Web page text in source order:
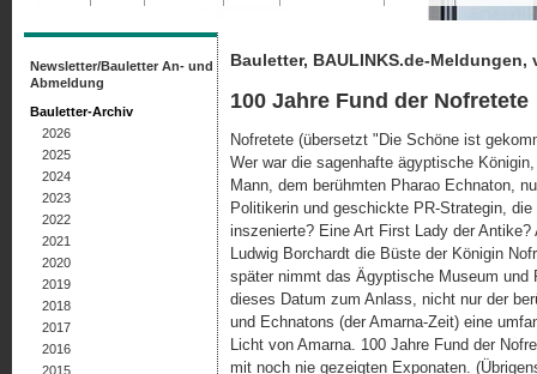
Bauletter, BAULINKS.de-Meldungen,
100 Jahre Fund der Nofretete
Nofretete (übersetzt "Die Schöne ist
Wer war die sagenhafte ägyptische
Mann, dem berühmten Pharao Echnaton,
Politikerin und geschickte PR-Strategin,
inszenierte? Eine Art First Lady der
Ludwig Borchardt die Büste der Königin
später nimmt das Ägyptische Museum
dieses Datum zum Anlass, nicht nur der
und Echnatons (der Amarna-Zeit) eine
Licht von Amarna. 100 Jahre Fund der
mit noch nie gezeigten Exponaten.
Newsletter/Bauletter An- und
Abmeldung
Bauletter-Archiv
2026
2025
2024
2023
2022
2021
2020
2019
2018
2017
2016
2015